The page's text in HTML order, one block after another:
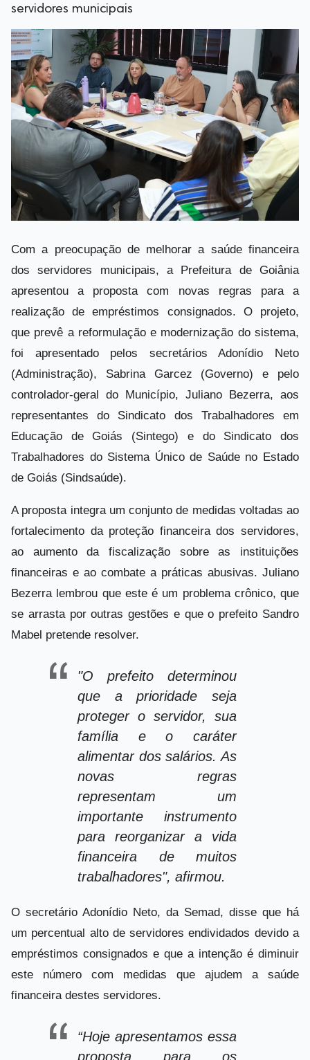
servidores municipais
Com a preocupação de melhorar a saúde financeira
dos servidores municipais, a Prefeitura de Goiânia
apresentou a proposta com novas regras para a
realização de empréstimos consignados. O projeto,
que prevê a reformulação e modernização do sistema,
foi apresentado pelos secretários Adonídio Neto
(Administração), Sabrina Garcez (Governo) e pelo
controlador-geral do Município, Juliano Bezerra, aos
representantes do Sindicato dos Trabalhadores em
Educação de Goiás (Sintego) e do Sindicato dos
Trabalhadores do Sistema Único de Saúde no Estado
de Goiás (Sindsaúde).
A proposta integra um conjunto de medidas voltadas ao
fortalecimento da proteção financeira dos servidores,
ao aumento da fiscalização sobre as instituições
financeiras e ao combate a práticas abusivas. Juliano
Bezerra lembrou que este é um problema crônico, que
se arrasta por outras gestões e que o prefeito Sandro
Mabel pretende resolver.
"O prefeito determinou
que a prioridade seja
proteger o servidor, sua
família e o caráter
alimentar dos salários. As
novas regras
representam um
importante instrumento
para reorganizar a vida
financeira de muitos
trabalhadores", afirmou.
O secretário Adonídio Neto, da Semad, disse que há
um percentual alto de servidores endividados devido a
empréstimos consignados e que a intenção é diminuir
este número com medidas que ajudem a saúde
financeira destes servidores.
“Hoje apresentamos essa
proposta para os